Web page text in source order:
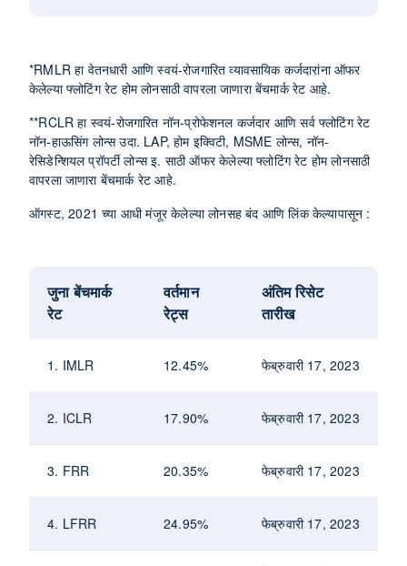
*RMLR हा वेतनधारी आणि स्वयं-रोजगारित व्यावसायिक कर्जदारांना ऑफर
केलेल्या फ्लोटिंग रेट होम लोनसाठी वापरला जाणारा बेंचमार्क रेट आहे.
**RCLR हा स्वयं-रोजगारित नॉन-प्रोफेशनल कर्जदार आणि सर्व फ्लोटिंग रेट
नॉन-हाऊसिंग लोन्स उदा. LAP, होम इक्विटी, MSME लोन्स, नॉन-
रेसिडेन्शियल प्रॉपर्टी लोन्स इ. साठी ऑफर केलेल्या फ्लोटिंग रेट होम लोनसाठी
वापरला जाणारा बेंचमार्क रेट आहे.
ऑगस्ट, 2021 च्या आधी मंजूर केलेल्या लोनसह बंद आणि लिंक केल्यापासून :
जुना बेंचमार्क
रेट
वर्तमान
रेट्स
अंतिम रिसेट
तारीख
1. IMLR 12.45% फेब्रुवारी 17, 2023
2. ICLR 17.90% फेब्रुवारी 17, 2023
3. FRR 20.35% फेब्रुवारी 17, 2023
4. LFRR 24.95% फेब्रुवारी 17, 2023